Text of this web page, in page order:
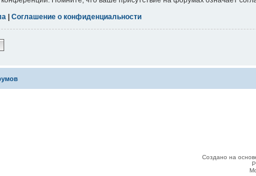
| Соглашение о конфиденциальности
Создано на